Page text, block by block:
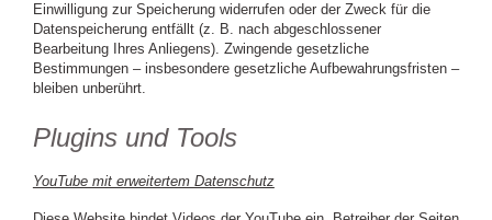
Einwilligung zur Speicherung widerrufen oder der Zweck für die
Datenspeicherung entfällt (z. B. nach abgeschlossener
Bearbeitung Ihres Anliegens). Zwingende gesetzliche
Bestimmungen – insbesondere gesetzliche Aufbewahrungsfristen –
bleiben unberührt.
Plugins und Tools
YouTube mit erweitertem Datenschutz